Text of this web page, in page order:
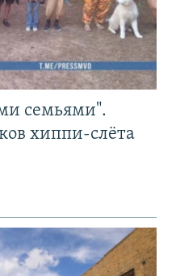
семьями".
хиппи-слёта